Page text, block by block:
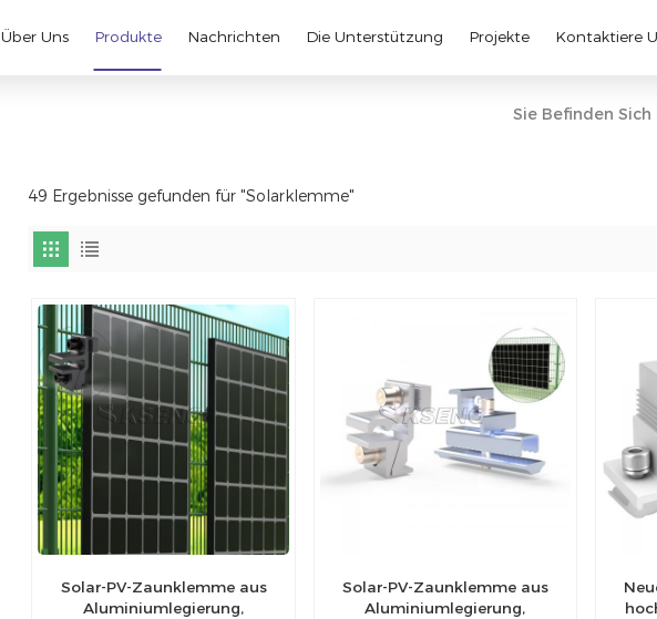
Über Uns Produkte Nachrichten Die Unterstützung Projekte Kontaktiere
Sie Befinden Sich
49 Ergebnisse gefunden für "Solarklemme"
Solar-PV-Zaunklemme aus
Aluminiumlegierung,
Solar-PV-Zaunklemme aus
Aluminiumlegierung,